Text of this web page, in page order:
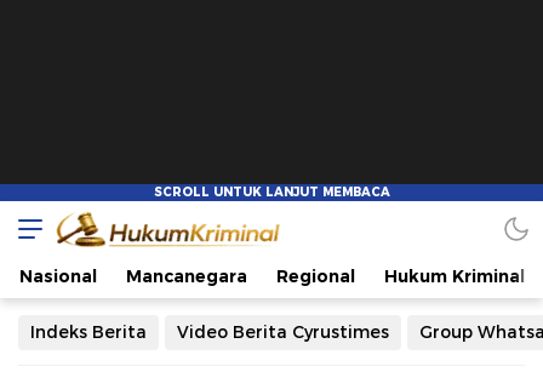
Nasional Mancanegara Regional Hukum Kriminal
Indeks Berita Video Berita Cyrustimes Group